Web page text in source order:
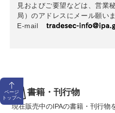
見およびご要望などは、営業
局）のアドレスにメール願いま
E-mail
ページ
トップへ
書籍・刊行物
現在販売中のIPAの書籍・刊行物